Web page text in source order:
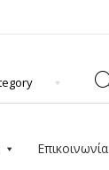
Επικοινωνία